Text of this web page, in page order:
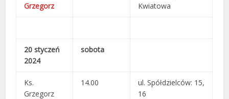
Grzegorz
Kwiatowa
20 styczeń
2024
sobota
Ks.
Grzegorz
14.00
ul. Spółdzielców: 15,
16